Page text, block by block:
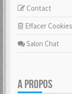
Contact
Effacer Cookies
Salon Chat
A PROPOS